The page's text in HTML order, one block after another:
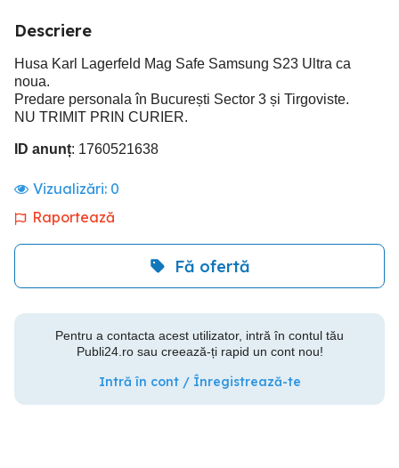
Descriere
Husa Karl Lagerfeld Mag Safe Samsung S23 Ultra ca
noua.
Predare personala în București Sector 3 și Tirgoviste.
NU TRIMIT PRIN CURIER.
ID anunț: 1760521638
Vizualizări: 0
Raportează
Fă ofertă
Pentru a contacta acest utilizator, intră în contul tău
Publi24.ro sau creează-ți rapid un cont nou!
Intră în cont / Înregistrează-te